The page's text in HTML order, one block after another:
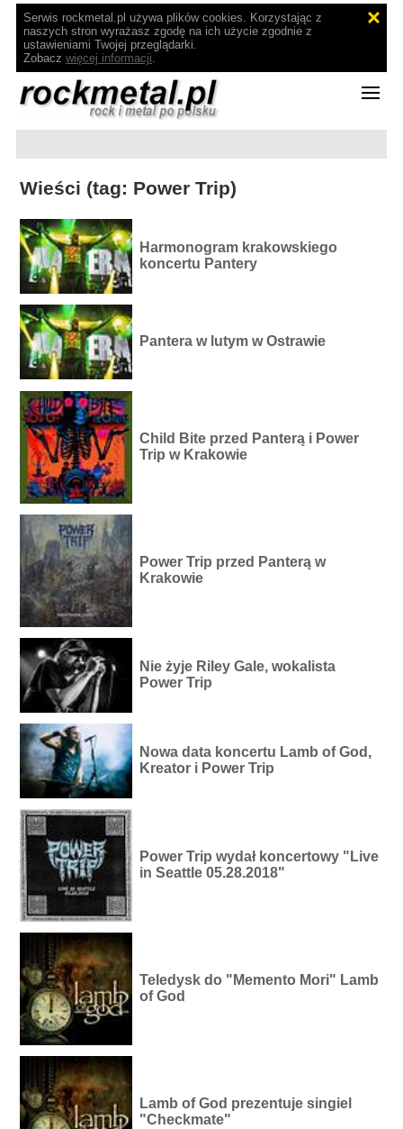
Serwis rockmetal.pl używa plików cookies. Korzystając z
naszych stron wyrażasz zgodę na ich użycie zgodnie z
ustawieniami Twojej przeglądarki.
Zobacz więcej informacji.
Wieści (tag: Power Trip)
Harmonogram krakowskiego
koncertu Pantery
Pantera w lutym w Ostrawie
Child Bite przed Panterą i Power
Trip w Krakowie
Power Trip przed Panterą w
Krakowie
Nie żyje Riley Gale, wokalista
Power Trip
Nowa data koncertu Lamb of God,
Kreator i Power Trip
Power Trip wydał koncertowy "Live
in Seattle 05.28.2018"
Teledysk do "Memento Mori" Lamb
of God
Lamb of God prezentuje singiel
"Checkmate"